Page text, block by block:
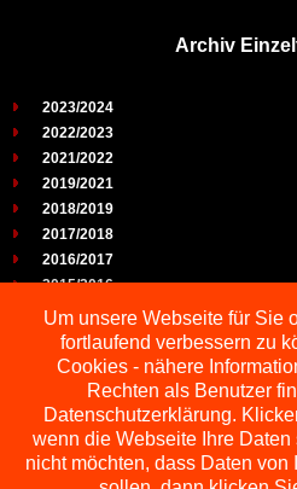
Archiv
2023/2024
2022/2023
2021/2022
2019/2021
2018/2019
2017/2018
2016/2017
2015/2016
2014/2015
2013/2014
2012/2013
2011/2012
2010/2011
2009/2010
Um unsere Webseite für Sie
fortlaufend verbessern zu
Cookies - nähere
Rechten als Benutzer
Datenschutzerklärung.
wenn die Webseite Ihre
nicht möchten, dass Daten